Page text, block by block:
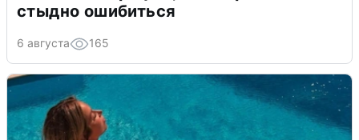
стыдно ошибиться
6 августа 165